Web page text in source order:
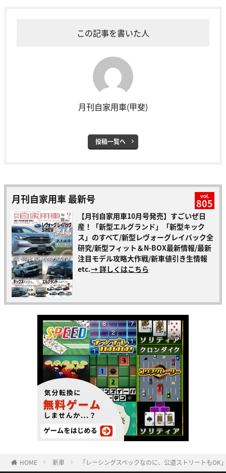
この記事を書いた人
月刊自家用車(甲斐)
投稿一覧へ
月刊自家用車 最新号 vol.
805
【月刊自家用車10月号発売】すごいぜ日
産！「新型エルグランド」「新型キック
ス」のすべて/新型レヴォーグレイバック全
研究/新型フィット＆N-BOX最新情報/最新
注目モデル攻略大作戦/新車値引き生情報
etc.→ 詳しくはこちら
HOME 新車 「レーシングスペックなのに、公道ストリートも